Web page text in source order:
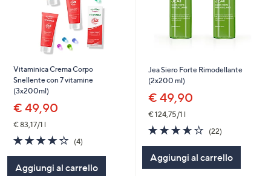
Vitaminica Crema Corpo
Snellente con 7 vitamine
(3x200ml)
€ 49,90
€ 83,17/1 l
4.2
of
Stars
(4)4
Aggiungi al carrello
Jea Siero Forte Rimodellante
(2x200 ml)
€ 49,90
€ 124,75/1 l
3.5
of
Stars
(22)22
Aggiungi al carrello